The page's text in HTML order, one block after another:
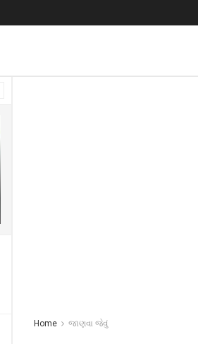
Home જાણવા જેવું